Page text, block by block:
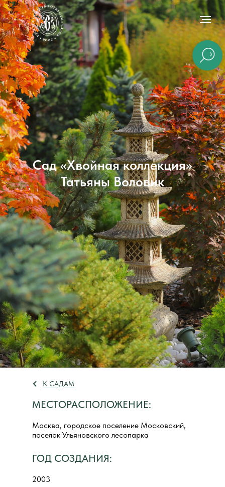
Сад «Хвойная коллекция»
Татьяны Воловик
Москва, городское поселение Московский,
поселок Ульяновского лесопарка
МЕСТОРАСПОЛОЖЕНИЕ:
ГОД СОЗДАНИЯ:
К САДАМ
2003